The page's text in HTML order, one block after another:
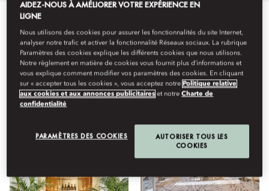
Tout Restauration Séjour Hôtel Installations
Afficher
AIDEZ-NOUS À AMÉLIORER VOTRE EXPÉRIENCE EN
LIGNE
Nous utilisons des cookies pour assurer les fonctionnalités du site Internet,
analyser notre trafic et activer la fonctionnalité Réseaux sociaux. La rubrique
Paramètres des cookies explique les différents cookies que nous utilisons.
Notre règlement en matière de cookies vous fournit plus d’informations et
vous explique comment modifier vos paramètres des cookies. En cliquant
sur « accepter tous les cookies », vous acceptez notrePolitique relative
aux cookies et aux annonces publicitaires et notreCharte de
confidentialité
PARAMÈTRES DES COOKIES
AUTORISER TOUS LES
COOKIES